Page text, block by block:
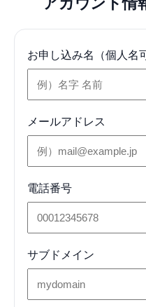
お申し込み名（個人名
メールアドレス
電話番号
サブドメイン